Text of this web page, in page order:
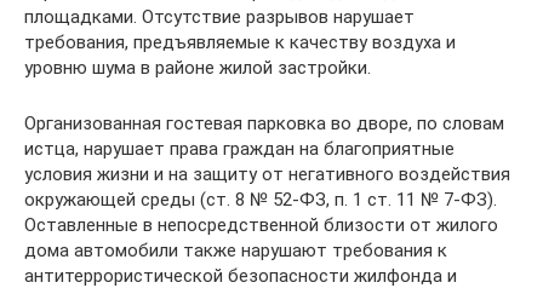
площадками. Отсутствие разрывов нарушает
требования, предъявляемые к качеству воздуха и
уровню шума в районе жилой застройки.
Организованная гостевая парковка во дворе, по словам
истца, нарушает права граждан на благоприятные
условия жизни и на защиту от негативного воздействия
окружающей среды (ст. 8 № 52-ФЗ, п. 1 ст. 11 № 7-ФЗ).
Оставленные в непосредственной близости от жилого
дома автомобили также нарушают требования к
антитеррористической безопасности жилфонда и